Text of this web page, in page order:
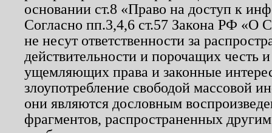
основании ст.8 «Право на доступ к
Согласно пп.3,4,6 ст.57 Закона РФ «О
не несут ответственности за
действительности и порочащих честь
ущемляющих права и законные
злоупотребление свободой массовой
они являются дословным
фрагментов, распространенных